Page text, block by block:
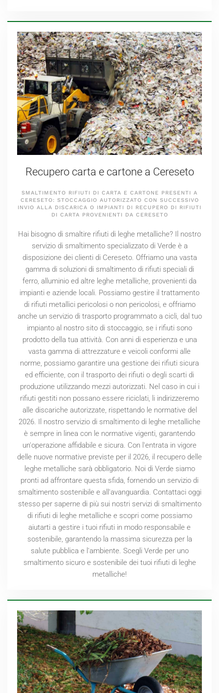
Recupero carta e cartone a Cereseto
SMALTIMENTO RIFIUTI DI CARTA E CARTONE PRESENTI A
CERESETO: STOCCAGGIO AUTORIZZATO CON SUCCESSIVO
INVIO ALLA DISCARICA O IMPIANTI DI RECUPERO DI RIFIUTI
DI CARTA PROVENIENTI DA CERESETO
Hai bisogno di smaltire rifiuti di leghe metalliche? Il nostro
servizio di smaltimento specializzato di Verde è a
disposizione dei clienti di Cereseto. Offriamo una vasta
gamma di soluzioni di smaltimento di rifiuti speciali di
ferro, alluminio ed altre leghe metalliche, provenienti da
impianti e aziende locali. Possiamo gestire il trattamento
di rifiuti metallici pericolosi o non pericolosi, e offriamo
anche un servizio di trasporto programmato a cicli, dal tuo
impianto al nostro sito di stoccaggio, se i rifiuti sono
prodotto della tua attività. Con anni di esperienza e una
vasta gamma di attrezzature e veicoli conformi alle
norme, possiamo garantire una gestione dei rifiuti sicura
ed efficiente, con il trasporto dei rifiuti o degli scarti di
produzione utilizzando mezzi autorizzati. Nel caso in cui i
rifiuti gestiti non possano essere riciclati, li indirizzeremo
alle discariche autorizzate, rispettando le normative del
2026. Il nostro servizio di smaltimento di leghe metalliche
è sempre in linea con le normative vigenti, garantendo
un'operazione affidabile e sicura. Con l'entrata in vigore
delle nuove normative previste per il 2026, il recupero delle
leghe metalliche sarà obbligatorio. Noi di Verde siamo
pronti ad affrontare questa sfida, fornendo un servizio di
smaltimento sostenibile e all'avanguardia. Contattaci oggi
stesso per saperne di più sui nostri servizi di smaltimento
di rifiuti di leghe metalliche e scopri come possiamo
aiutarti a gestire i tuoi rifiuti in modo responsabile e
sostenibile, garantendo la massima sicurezza per la
salute pubblica e l'ambiente. Scegli Verde per uno
smaltimento sicuro e sostenibile dei tuoi rifiuti di leghe
metalliche!